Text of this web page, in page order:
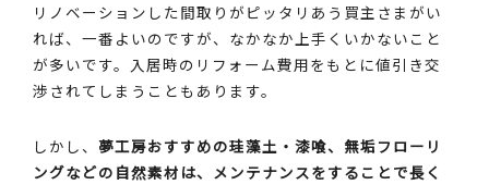
リノベーションした間取りがピッタリあう買主さまがい
れば、一番よいのですが、なかなか上手くいかないこと
が多いです。入居時のリフォーム費用をもとに値引き交
渉されてしまうこともあります。
しかし、夢工房おすすめの珪藻土・漆喰、無垢フローリ
ングなどの自然素材は、メンテナンスをすることで長く